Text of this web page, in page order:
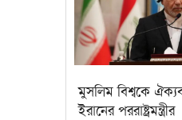
মুসলিম বিশ্বকে
ইরানের পররাষ্ট্রমন্ত্রীর